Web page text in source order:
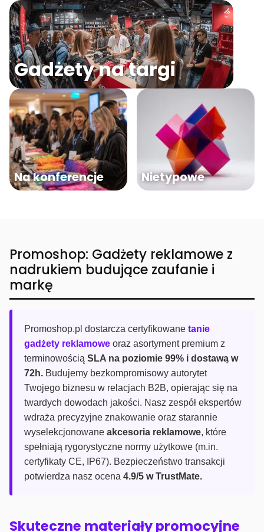
Gadżety na targi
Na konferencje Nietypowe
Promoshop: Gadżety reklamowe z
nadrukiem budujące zaufanie i
markę
Promoshop.pl dostarcza certyfikowane tanie
gadżety reklamowe oraz asortyment premium z
terminowością SLA na poziomie 99% i dostawą w
72h. Budujemy bezkompromisowy autorytet
Twojego biznesu w relacjach B2B, opierając się na
twardych dowodach jakości. Nasz zespół ekspertów
wdraża precyzyjne znakowanie oraz starannie
wyselekcjonowane akcesoria reklamowe, które
spełniają rygorystyczne normy użytkowe (m.in.
certyfikaty CE, IP67). Bezpieczeństwo transakcji
potwierdza nasz ocena 4.9/5 w TrustMate.
Skuteczne materiały promocyjne